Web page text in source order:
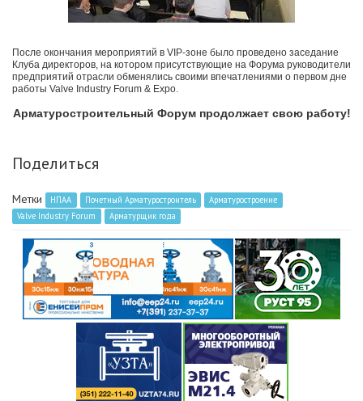
После окончания мероприятий в VIP-зоне было проведено заседание
Клуба директоров, на котором присутствующие на Форума руководители
предприятий отрасли обменялись своими впечатлениями о первом дне
работы Valve Industry Forum & Expo.
Арматуростроительный Форум продолжает свою работу!
Поделиться
Метки НПАА Почетный Арматуростроитель
Арматуростроение
Valve Industry Forum
Арматурщик года